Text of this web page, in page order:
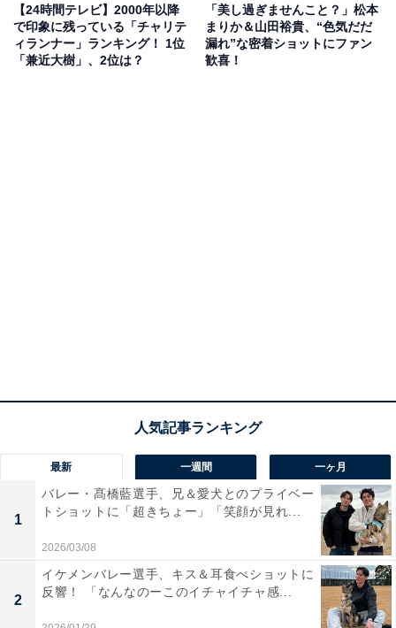
【24時間テレビ】2000年以降
で印象に残っている「チャリテ
ィランナー」ランキング！ 1位
「兼近大樹」、2位は？
「美し過ぎませんこと？」松本
まりか＆山田裕貴、“色気だだ
漏れ”な密着ショットにファン
歓喜！
最新 一週間 一ヶ月
1
バレー・髙橋藍選手、兄＆愛犬とのプライベー
トショットに「超きちょー」「笑顔が見れ...
2026/03/08
2
イケメンバレー選手、キス＆耳食べショットに
反響！ 「なんなのーこのイチャイチャ感...